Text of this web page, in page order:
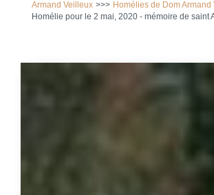
Armand Veilleux >>> Homélies de Dom Armand
Homélie pour le 2 mai, 2020 - mémoire de saint